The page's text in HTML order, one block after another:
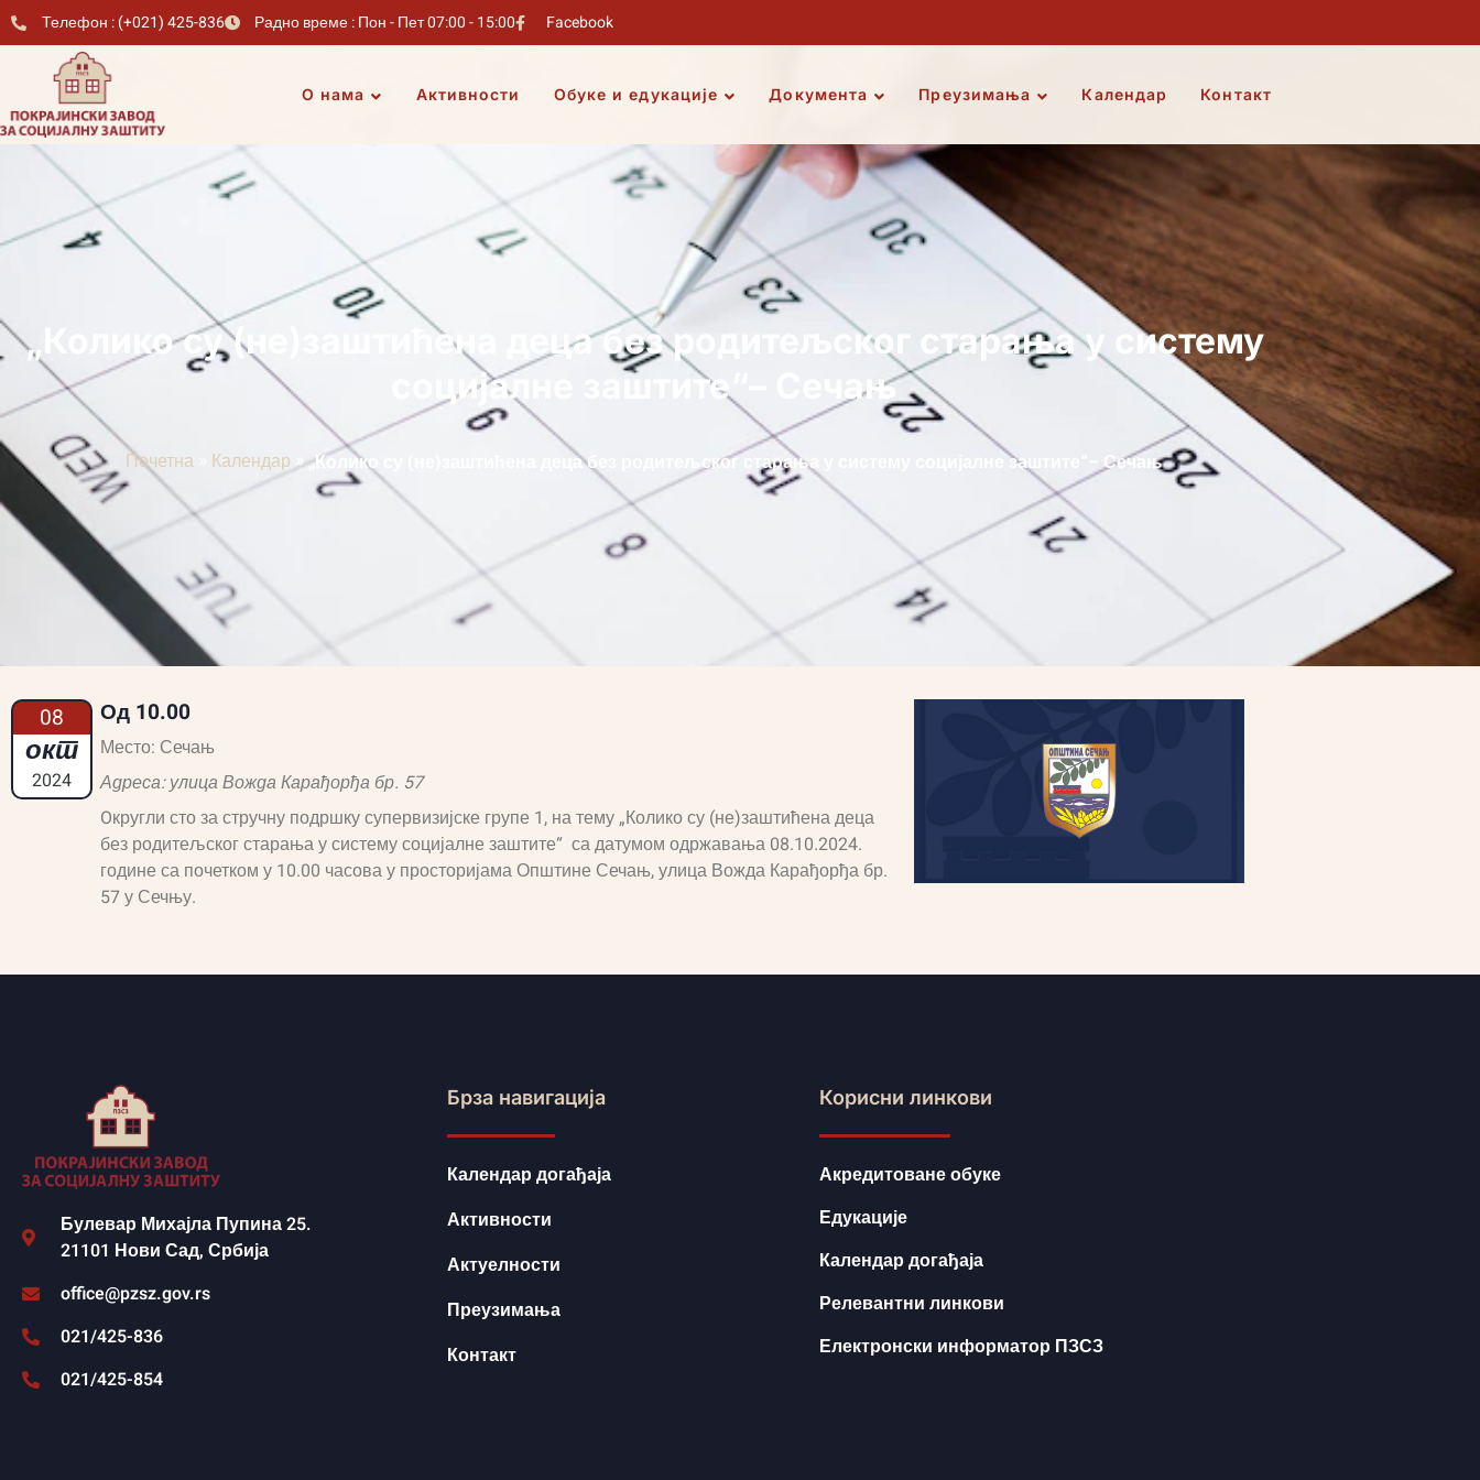
Телефон : (+021) 425-836 Радно време : Пон - Пет 07:00 - 15:00 Facebook
О нама Активности Обуке и едукације Документа Преузимања Календар Контакт
„Колико су (не)заштићена деца без родитељског старања у систему
социјалне заштите“– Сечањ
Почетна Календар »„Колико су (не)заштићена деца без родитељског старања у систему социјалне заштите“– Сечањ
08
окт
2024
Од 10.00
Место: Сечањ
Адреса: улица Вожда Карађорђа бр. 57
Oкругли сто за стручну подршку супервизијске групе 1, на тему„Колико су (не)заштићена деца
без родитељског старања у систему социјалне заштите“ са датумом одржавања 08.10.2024.
године са почетком у 10.00 часова у просторијама Општине Сечањ, улица Вожда Карађорђа бр.
57 у Сечњу.
Булевар Михајла Пупина 25.
21101 Нови Сад, Србија
office@pzsz.gov.rs
021/425-836
021/425-854
Брза навигација
Календар догађаја
Активности
Актуелности
Преузимања
Контакт
Корисни линкови
Акредитоване обуке
Едукације
Календар догађаја
Релевантни линкови
Електронски информатор ПЗСЗ